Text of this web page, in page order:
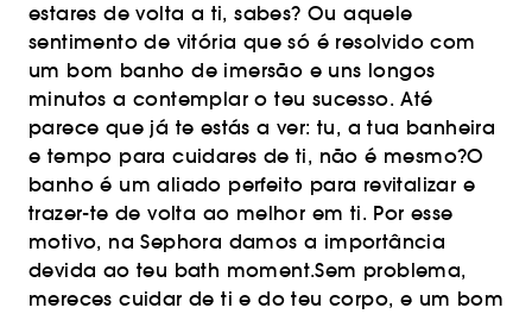
estares de volta a ti, sabes? Ou aquele
sentimento de vitória que só é resolvido com
um bom banho de imersão e uns longos
minutos a contemplar o teu sucesso. Até
parece que já te estás a ver: tu, a tua banheira
e tempo para cuidares de ti, não é mesmo?O
banho é um aliado perfeito para revitalizar e
trazer-te de volta ao melhor em ti. Por esse
motivo, na Sephora damos a importância
devida ao teu bath moment.Sem problema,
mereces cuidar de ti e do teu corpo, e um bom